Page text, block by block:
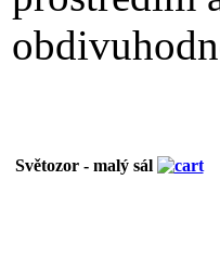
Světozor - malý sál